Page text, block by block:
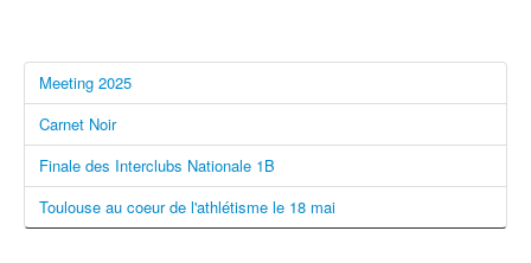
Meeting 2025
Carnet Noir
Finale des Interclubs Nationale 1B
Toulouse au coeur de l'athlétisme le 18 mai